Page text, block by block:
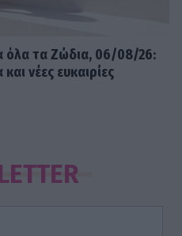
όλα τα Ζώδια, 06/08/26:
νέες ευκαιρίες